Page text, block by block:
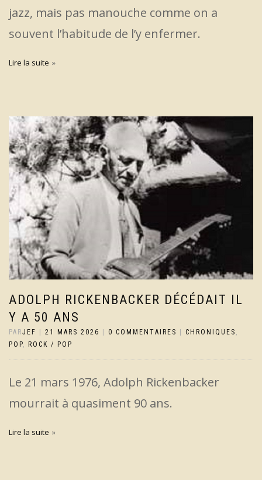
jazz, mais pas manouche comme on a
souvent l’habitude de l’y enfermer.
Lire la suite
ADOLPH RICKENBACKER DÉCÉDAIT IL
Y A 50 ANS
PARJEF | 21 MARS 2026 | 0 COMMENTAIRES | CHRONIQUES
POP
ROCK / POP
Le 21 mars 1976, Adolph Rickenbacker
mourrait à quasiment 90 ans.
Lire la suite